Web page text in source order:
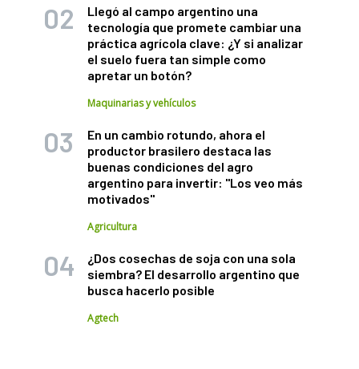
Llegó al campo argentino una
tecnología que promete cambiar una
práctica agrícola clave: ¿Y si analizar
el suelo fuera tan simple como
apretar un botón?
Maquinarias y vehículos
En un cambio rotundo, ahora el
productor brasilero destaca las
buenas condiciones del agro
argentino para invertir: "Los veo más
motivados"
Agricultura
¿Dos cosechas de soja con una sola
siembra? El desarrollo argentino que
busca hacerlo posible
Agtech